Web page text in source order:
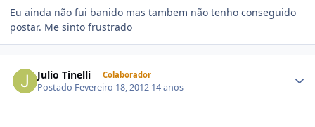
Eu ainda não fui banido mas tambem não tenho conseguido
postar. Me sinto frustrado
Julio Tinelli Colaborador
Postado Fevereiro 18, 2012 14 anos